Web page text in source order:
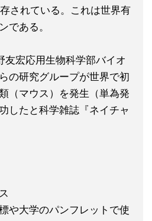
されている。これは世界有
である。
友宏応用生物科学部バイオ
の研究グループが世界で初
（マウス）を発生（単為発
したと科学雑誌『ネイチャ
や大学のパンフレットで使